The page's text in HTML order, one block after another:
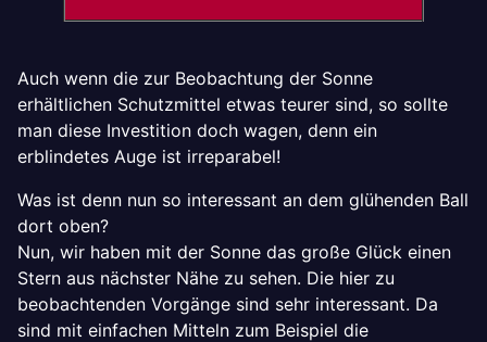
Auch wenn die zur Beobachtung der Sonne
erhältlichen Schutzmittel etwas teurer sind, so sollte
man diese Investition doch wagen, denn ein
erblindetes Auge ist irreparabel!
Was ist denn nun so interessant an dem glühenden Ball
dort oben?
Nun, wir haben mit der Sonne das große Glück einen
Stern aus nächster Nähe zu sehen. Die hier zu
beobachtenden Vorgänge sind sehr interessant. Da
sind mit einfachen Mitteln zum Beispiel die